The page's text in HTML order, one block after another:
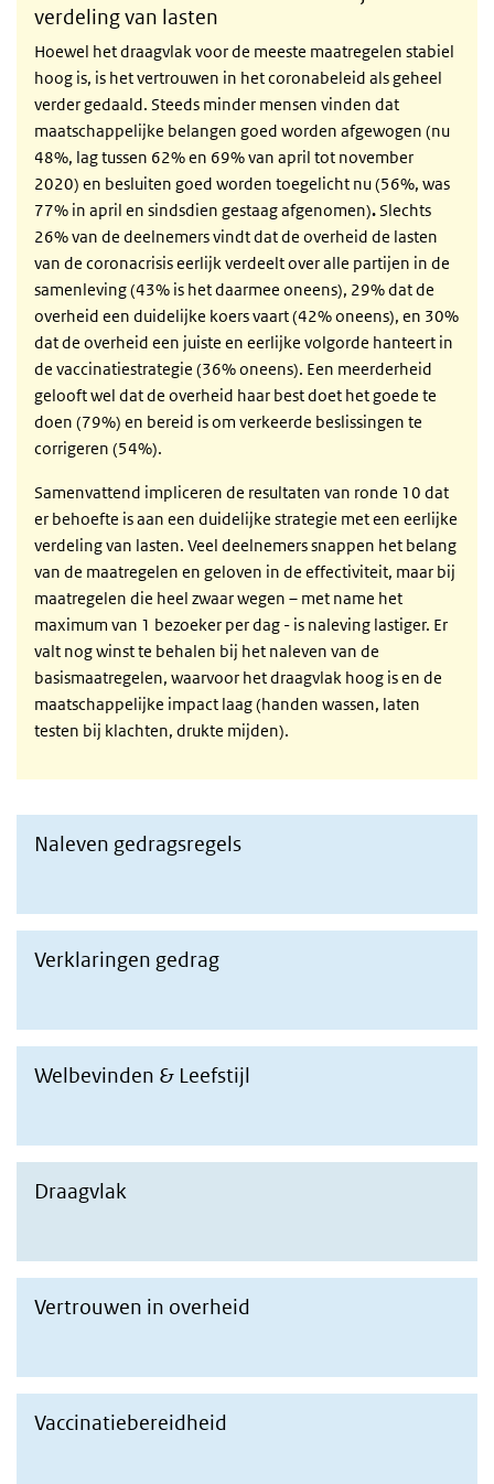
verdeling van lasten
Hoewel het draagvlak voor de meeste maatregelen stabiel
hoog is, is het vertrouwen in het coronabeleid als geheel
verder gedaald. Steeds minder mensen vinden dat
maatschappelijke belangen goed worden afgewogen (nu
48%, lag tussen 62% en 69% van april tot november
2020) en besluiten goed worden toegelicht nu (56%, was
77% in april en sindsdien gestaag afgenomen).Slechts
26% van de deelnemers vindt dat de overheid de lasten
van de coronacrisis eerlijk verdeelt over alle partijen in de
samenleving (43% is het daarmee oneens), 29% dat de
overheid een duidelijke koers vaart (42% oneens), en 30%
dat de overheid een juiste en eerlijke volgorde hanteert in
de vaccinatiestrategie (36% oneens). Een meerderheid
gelooft wel dat de overheid haar best doet het goede te
doen (79%) en bereid is om verkeerde beslissingen te
corrigeren (54%).
Samenvattend impliceren de resultaten van ronde 10 dat
er behoefte is aan een duidelijke strategie met een eerlijke
verdeling van lasten. Veel deelnemers snappen het belang
van de maatregelen en geloven in de effectiviteit, maar bij
maatregelen die heel zwaar wegen – met name het
maximum van 1 bezoeker per dag - is naleving lastiger. Er
valt nog winst te behalen bij het naleven van de
basismaatregelen, waarvoor het draagvlak hoog is en de
maatschappelijke impact laag (handen wassen, laten
testen bij klachten, drukte mijden).
Naar resultaten opvolgen gedragsregels
Naleven gedragsregels
naar resultaten verklaringen gedrag
Verklaringen gedrag
naar resultaten welbevinden en leefstijl
Welbevinden & Leefstijl
naar resultaten draagvlak
Draagvlak
naar resultaten vertrouwen in overheid
Vertrouwen in overheid
naar resultaten vaccinatiebereidheid
Vaccinatiebereidheid